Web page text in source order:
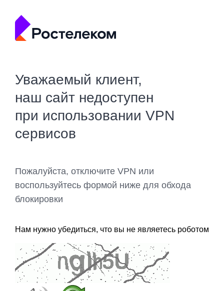
Уважаемый клиент,
наш сайт недоступен
при использовании VPN
сервисов
Пожалуйста, отключите VPN или
воспользуйтесь формой ниже для обхода
блокировки
Нам нужно убедиться, что вы не являетесь роботом